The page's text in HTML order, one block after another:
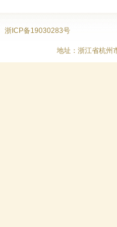
浙ICP备19030283号
地址：浙江省杭州